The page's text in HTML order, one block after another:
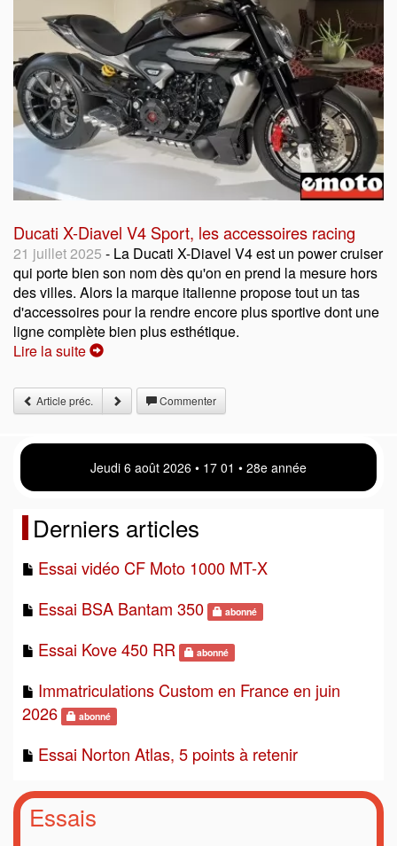
Ducati X-Diavel V4 Sport, les accessoires racing
21 juillet 2025 - La Ducati X-Diavel V4 est un power cruiser
qui porte bien son nom dès qu'on en prend la mesure hors
des villes. Alors la marque italienne propose tout un tas
d'accessoires pour la rendre encore plus sportive dont une
ligne complète bien plus esthétique.
Lire la suite
Article préc. Commenter
Jeudi 6 août 2026 • 17:01 • 28e année
Derniers articles
Essai vidéo CF Moto 1000 MT-X
Essai BSA Bantam 350
abonné
Essai Kove 450 RR abonné
Immatriculations Custom en France en juin
2026
abonné
Essai Norton Atlas, 5 points à retenir
Essais